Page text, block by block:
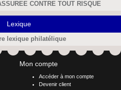
CONTRE TOUT RISQUE
Lexique
lexique philatélique
Mon compte
Accéder à mon compte
Devenir client